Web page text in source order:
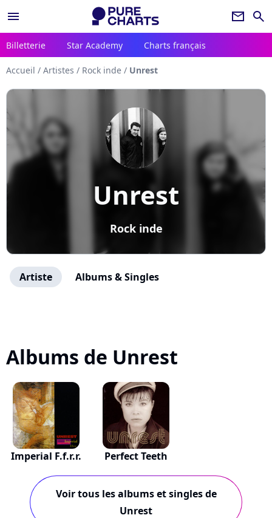
menu newsletter search
Billetterie Star Academy Charts français
Accueil / Artistes / Rock inde / Unrest
Unrest
Rock inde
Artiste Albums & Singles
Albums de Unrest
Imperial F.f.r.r. Perfect Teeth
Voir tous les albums et singles de
Unrest